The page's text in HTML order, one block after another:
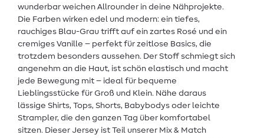
wunderbar weichen Allrounder in deine Nähprojekte.
Die Farben wirken edel und modern: ein tiefes,
rauchiges Blau-Grau trifft auf ein zartes Rosé und ein
cremiges Vanille – perfekt für zeitlose Basics, die
trotzdem besonders aussehen. Der Stoff schmiegt sich
angenehm an die Haut, ist schön elastisch und macht
jede Bewegung mit – ideal für bequeme
Lieblingsstücke für Groß und Klein. Nähe daraus
lässige Shirts, Tops, Shorts, Babybodys oder leichte
Strampler, die den ganzen Tag über komfortabel
sitzen. Dieser Jersey ist Teil unserer Mix & Match